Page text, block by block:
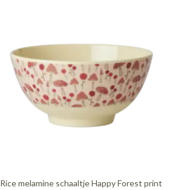
Rice melamine schaaltje Happy Forest print